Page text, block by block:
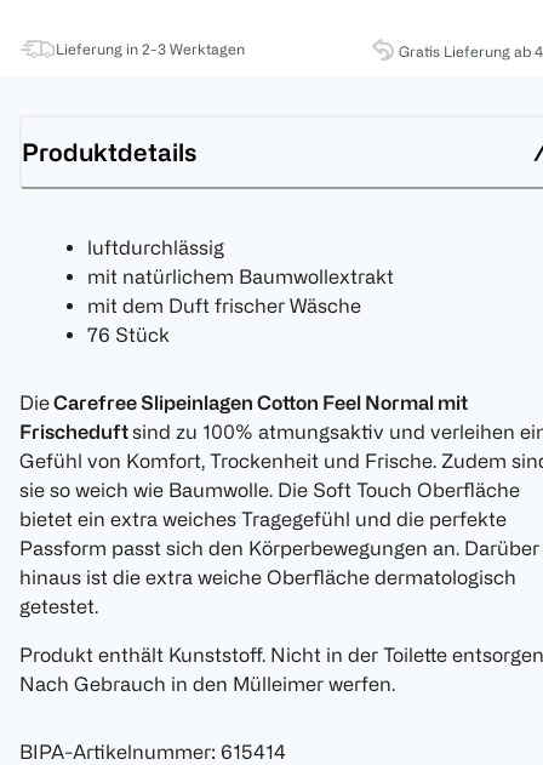
Lieferung in 2-3 Werktagen Gratis Lieferung ab
Produktdetails
luftdurchlässig
mit natürlichem Baumwollextrakt
mit dem Duft frischer Wäsche
76 Stück
DieCarefree Slipeinlagen Cotton Feel Normal mit
Frischeduftsind zu 100% atmungsaktiv und verleihen
Gefühl von Komfort, Trockenheit und Frische. Zudem
sie so weich wie Baumwolle. Die Soft Touch Oberfläche
bietet ein extra weiches Tragegefühl und die perfekte
Passform passt sich den Körperbewegungen an. Darüber
hinaus ist die extra weiche Oberfläche dermatologisch
getestet.
Produkt enthält Kunststoff. Nicht in der Toilette
Nach Gebrauch in den Mülleimer werfen.
BIPA-Artikelnummer: 615414